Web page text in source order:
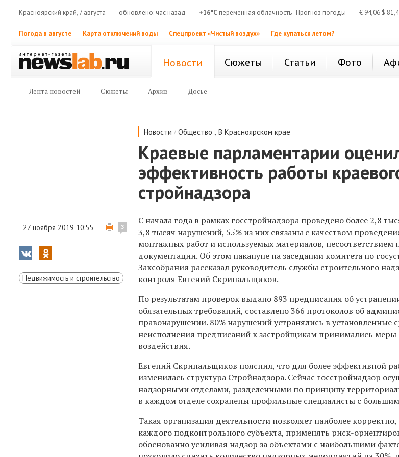
Красноярский край, 7 августа обновлено: час назад +16°C переменная облачность Прогноз погоды € 94,06 $
Погода в августе Карта отключений воды Спецпроект «Чистый воздух» Где купаться летом?
Новости Сюжеты Статьи Фото
Лента новостей Сюжеты Архив Досье
Новости /Общество ,В Красноярском крае
Краевые парламентарии
эффективность работы
стройнадзора
27 ноября 2019 10:55 3
Недвижимость и строительство
С начала года в рамках госстройнадзора проведено более 2,8
3,8 тысяч нарушений, 55% из них связаны с качеством
монтажных работ и используемых материалов, несоответствием
документации. Об этом накануне на заседании комитета по
Заксобрания рассказал руководитель службы строительного
контроляЕвгений Скрипальщиков.
По результатам проверок выдано 893 предписания об
обязательных требований, составлено 366 протоколов об
правонарушении. 80% нарушений устранялись в установленные
неисполнения предписаний к застройщикам принимались
воздействия.
Евгений Скрипальщиков пояснил, что для более эффективной
изменилась структура Стройнадзора. Сейчас госстройнадзор
надзорными отделами, разделенными по принципу
в каждом отделе сохранены профильные специалисты с
Такая организация деятельности позволяет наиболее
каждого подконтрольного субъекта, применять риск-
обоснованно усиливая надзор за объектами с наибольшими